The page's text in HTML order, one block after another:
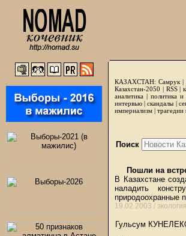
КАЗАХСТАН: Самрук |
Казахстан-2050 | RSS|
аналитика | политика и
интервью |скандалы |
империализм |
Поиск
Пошли на
В Казахстане
наладить
природоохранные
19.02.2003 /
Гульсум